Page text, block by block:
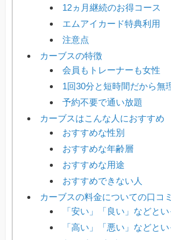
12ヵ月継続のお得コース
エムアイカード特典利用
注意点
カーブスの特徴
会員もトレーナーも女性
1回30分と短時間だから無
予約不要で通い放題
カーブスはこんな人におすすめ
おすすめな性別
おすすめな年齢層
おすすめな用途
おすすめできない人
カーブスの料金についての口コ
「安い」「良い」などと
「高い」「悪い」などと